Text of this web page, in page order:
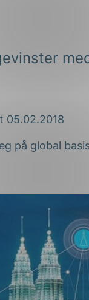
05.02.2018
på global